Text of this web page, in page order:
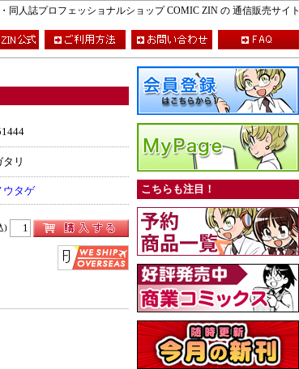
同人誌プロフェッショナルショップ COMIC ZIN の 通信販売サイト
リ
ウタゲ
)
こちらも注目！